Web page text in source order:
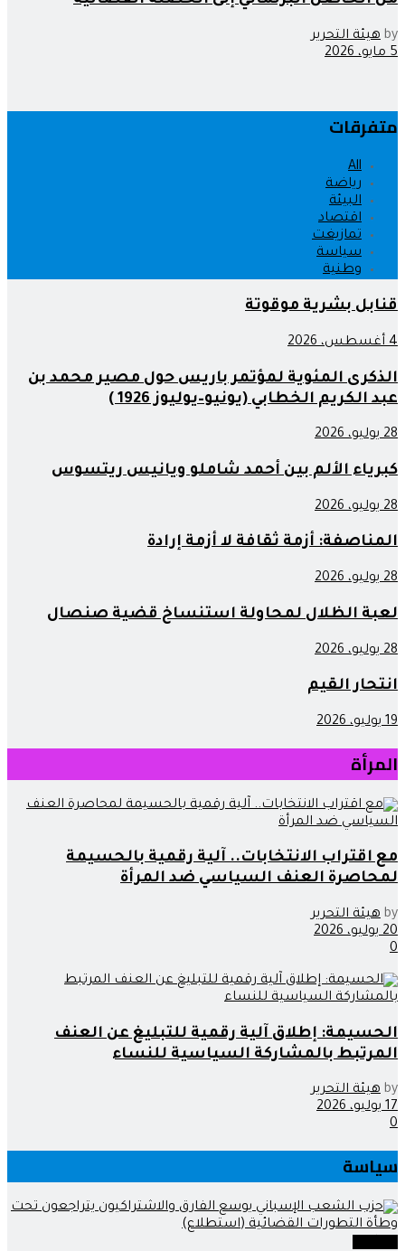
by هيئة التحرير
5 مايو، 2026
متفرقات
All
رياضة
البيئة
اقتصاد
تمازيغت
سياسة
وطنية
قنابل بشرية موقوتة
4 أغسطس، 2026
الذكرى المئوية لمؤتمر باريس حول مصير محمد بن
عبد الكريم الخطابي (يونيو–يوليوز 1926 )
28 يوليو، 2026
كبرياء الألم بين أحمد شاملو ويانيس ريتسوس
28 يوليو، 2026
المناصفة: أزمة ثقافة لا أزمة إرادة
28 يوليو، 2026
لعبة الظلال لمحاولة استنساخ قضية صنصال
28 يوليو، 2026
انتحار القيم
19 يوليو، 2026
المرأة
مع اقتراب الانتخابات.. آلية رقمية بالحسيمة
لمحاصرة العنف السياسي ضد المرأة
by هيئة التحرير
20 يوليو، 2026
0
الحسيمة: إطلاق آلية رقمية للتبليغ عن العنف
المرتبط بالمشاركة السياسية للنساء
by هيئة التحرير
17 يوليو، 2026
0
سياسة